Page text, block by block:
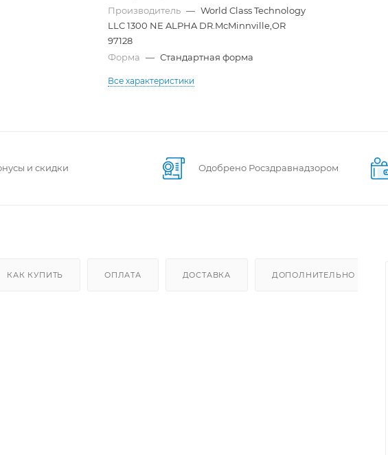
Производитель — World Class Technology
LLC 1300 NE ALPHA DR.McMinnville,OR
97128
Форма — Стандартная форма
Все характеристики
и скидки Одобрено Росздравнадзором
КАК КУПИТЬ ОПЛАТА ДОСТАВКА ДОПОЛНИТЕЛЬНО